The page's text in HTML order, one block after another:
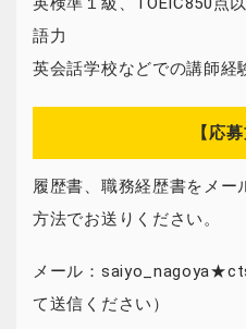
語力
英会話学校などでの講師経
【応
履歴書、職務経歴書をメー
方法でお送りください。
メール：
て送信ください）